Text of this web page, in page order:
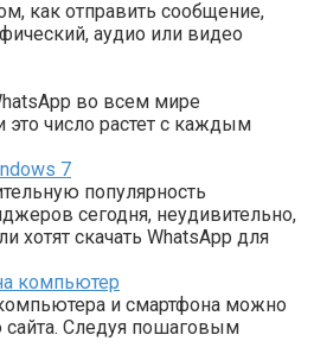
как отправить сообщение,
аудио или видео
во всем мире
число растет с каждым
7
популярность
сегодня, неудивительно,
хотят скачать WhatsApp для
компьютер
и смартфона можно
сайта. Следуя пошаговым